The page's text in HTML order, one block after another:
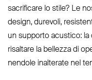
sacrificare lo stile? Le
design, durevoli,
un supporto acustico:
risaltare la bellezza di
nendole inalterate nel